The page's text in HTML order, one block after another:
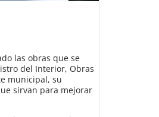
las obras que se
del Interior, Obras
municipal, su
sirvan para mejorar